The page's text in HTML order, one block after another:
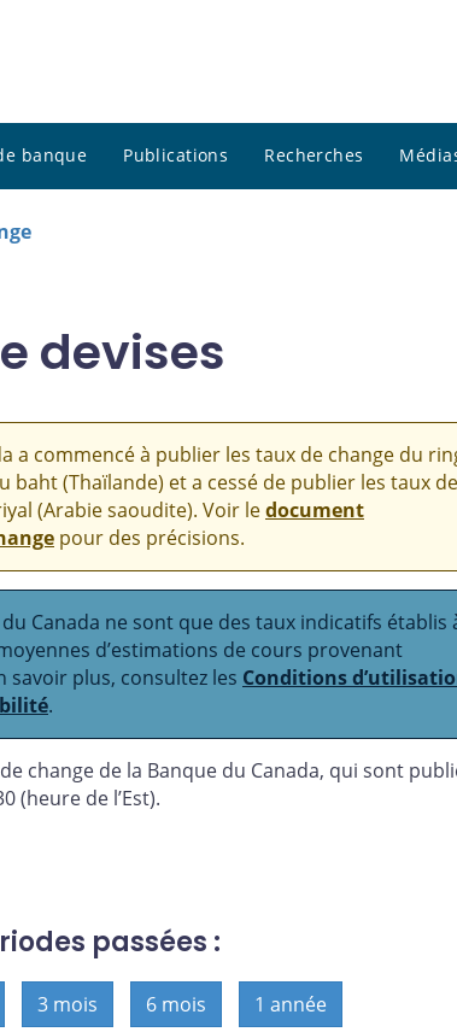
banque Publications Recherches
devises
a commencé à publier les taux de change du
baht (Thaïlande) et a cessé de publier les taux de
(Arabie saoudite). Voir ledocument
pour des précisions.
Canada ne sont que des taux indicatifs établis
d’estimations de cours provenant
savoir plus, consultez les Conditions
.
change de la Banque du Canada, qui sont
(heure de l’Est).
passées :
3 mois 6 mois 1 année